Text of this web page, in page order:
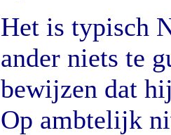
Het is typisch
ander niets te
bewijzen dat
Op ambtelijk